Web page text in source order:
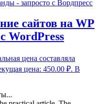
сайтов на WP
WordPress
цена составляла
цена: 450.00 ₽. В